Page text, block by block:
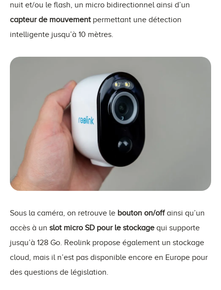
nuit et/ou le flash, un micro bidirectionnel ainsi d’un
capteur de mouvement permettant une détection
intelligente jusqu’à 10 mètres.
Sous la caméra, on retrouve le bouton on/offainsi qu’un
accès à un slot micro SD pour le stockage qui supporte
jusqu’à 128 Go. Reolink propose également un stockage
cloud, mais il n’est pas disponible encore en Europe pour
des questions de législation.